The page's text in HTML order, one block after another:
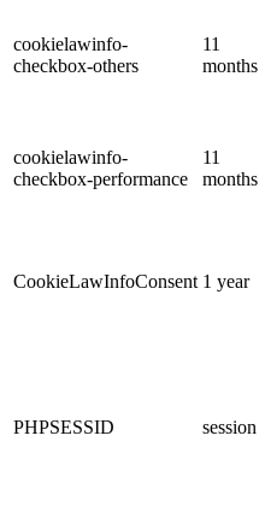
cookielawinfo-
checkbox-others
11
months
cookielawinfo-
checkbox-performance
11
months
CookieLawInfoConsent 1 year
PHPSESSID session